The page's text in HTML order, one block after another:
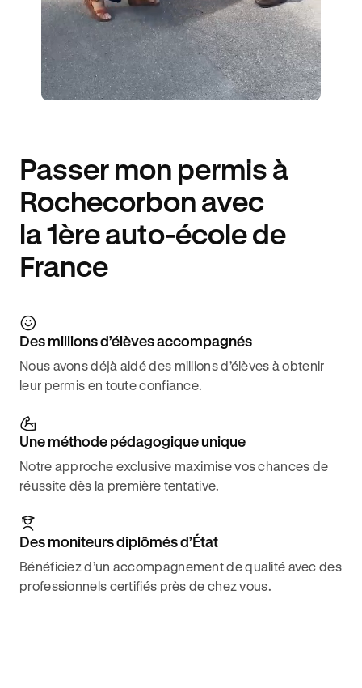
Passer mon permis à
Rochecorbon avec
la 1ère auto-école de
France
Des millions d’élèves accompagnés
Nous avons déjà aidé des millions d’élèves à obtenir
leur permis en toute confiance.
Une méthode pédagogique unique
Notre approche exclusive maximise vos chances de
réussite dès la première tentative.
Des moniteurs diplômés d’État
Bénéficiez d’un accompagnement de qualité avec des
professionnels certifiés près de chez vous.